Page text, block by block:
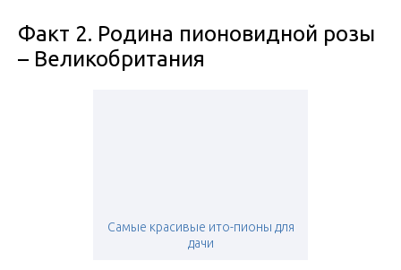
Факт 2. Родина пионовидной розы
– Великобритания
Самые красивые ито-пионы для
дачи